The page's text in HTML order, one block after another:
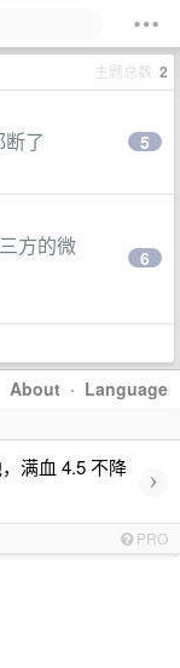
主题总数 2
了 5
方的微
6
About · Language
满血 4.5 不降
›
PRO